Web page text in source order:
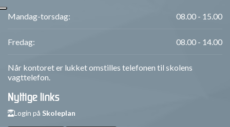
Mandag-torsdag: 08.00 - 15.00
Fredag: 08.00 - 14.00
Når kontoret er lukket omstilles telefonen til skolens
vagttelefon.
Nyttige links
Login på Skoleplan